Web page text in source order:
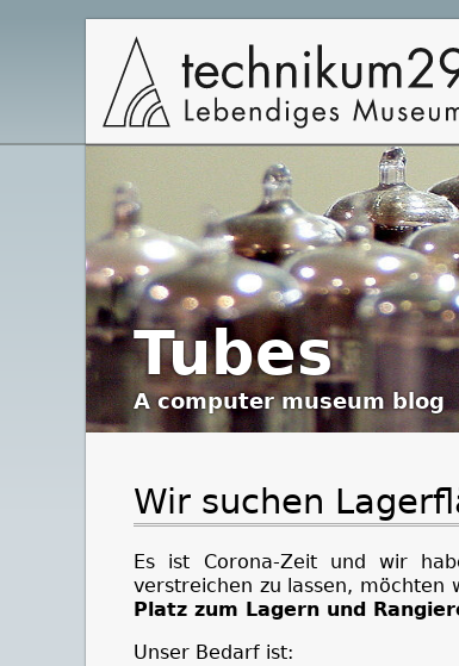
Tubes
Acomputer museumblog
Wir suchen
Es ist Corona-Zeit und wir
verstreichen zu lassen, möchten
Platz zum Lagern und
Unser Bedarf ist:
Hauptnavigation